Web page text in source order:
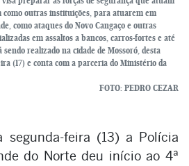
outras instituições, para atuarem em
como ataques do Novo Cangaço e outras
em assaltos a bancos, carros-fortes e até
sendo realizado na cidade de Mossoró, desta
(17) e conta com a parceria do Ministério da
FOTO: PEDRO CEZAR
segunda-feira (13) a Polícia
do Norte deu início ao 4ª